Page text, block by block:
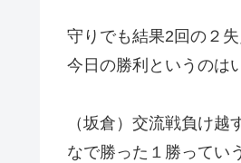
守りでも結果2回の２
今日の勝利というのは
（坂倉）交流戦負け
なで勝った１勝ってい